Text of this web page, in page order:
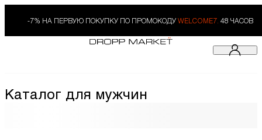
-7% НА ПЕРВУЮ ПОКУПКУ ПО ПРОМОКОДУ WELCOME7. 48 ЧАСОВ
Каталог для мужчин